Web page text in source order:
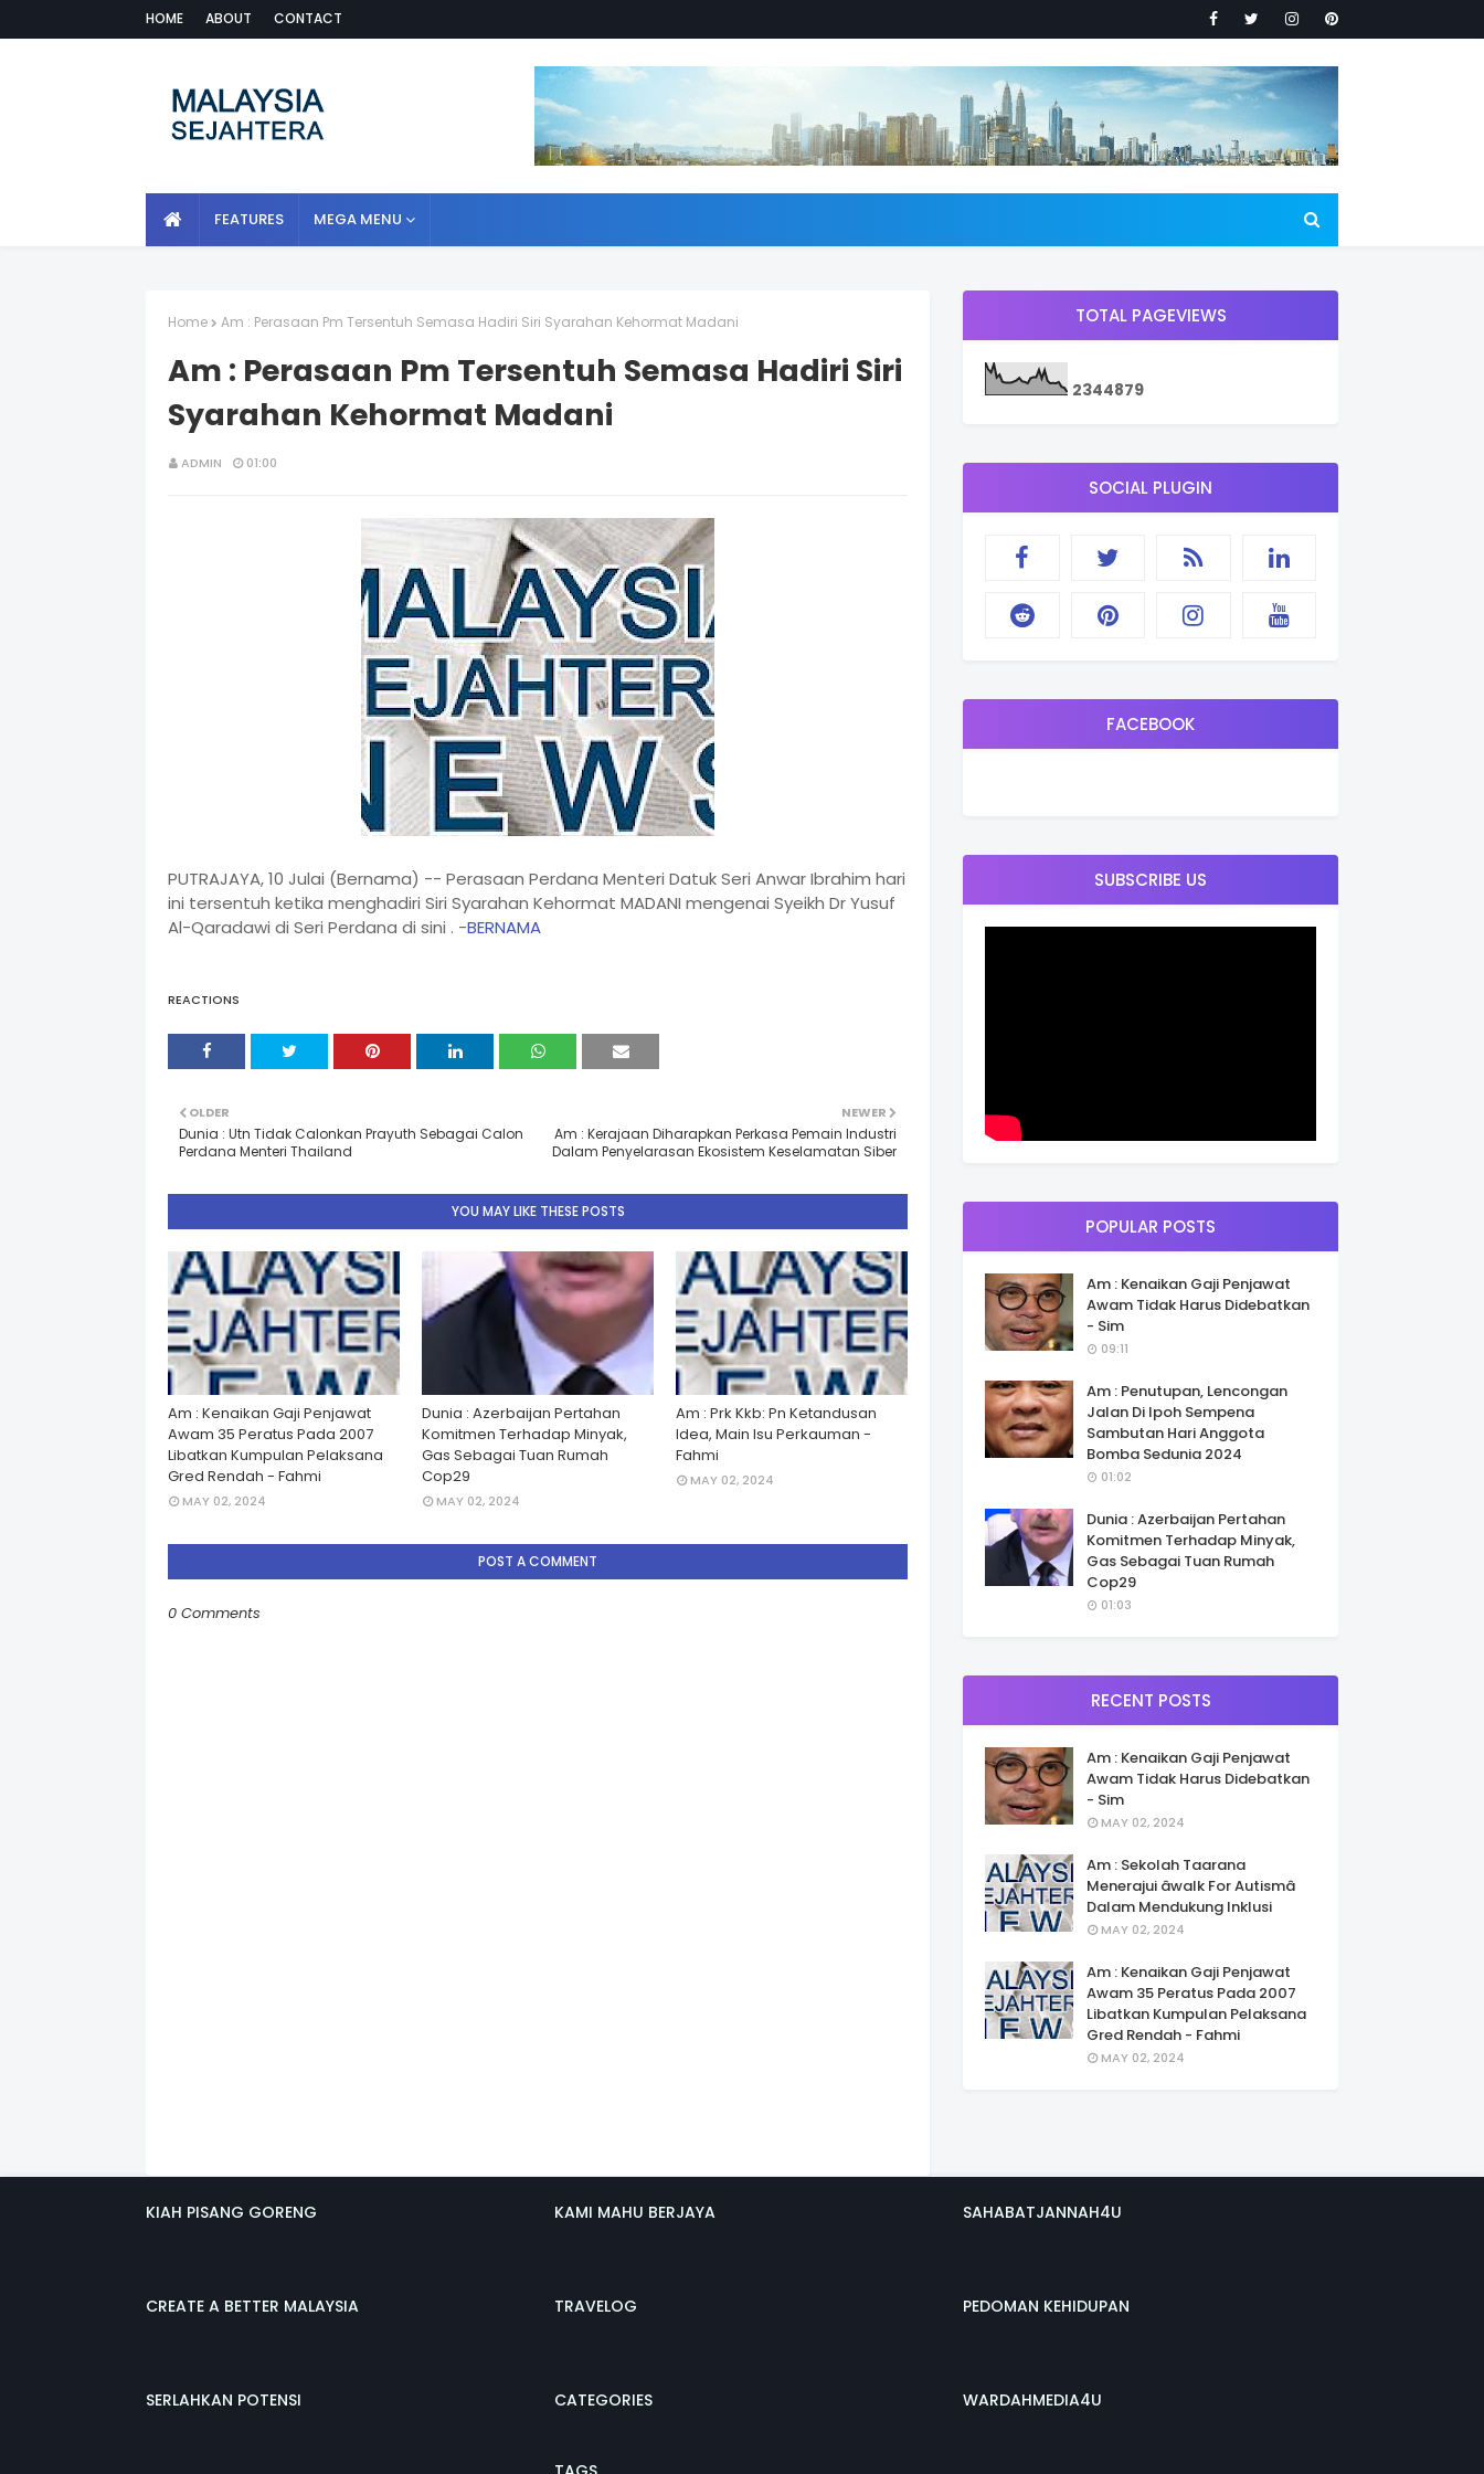
HOME ABOUT CONTACT
FEATURES MEGA MENU
Home Am : Perasaan Pm Tersentuh Semasa Hadiri Siri Syarahan Kehormat Madani
Am : Perasaan Pm Tersentuh Semasa Hadiri Siri
Syarahan Kehormat Madani
ADMIN 01:00
PUTRAJAYA, 10 Julai (Bernama) -- Perasaan Perdana Menteri Datuk Seri Anwar Ibrahim hari
ini tersentuh ketika menghadiri Siri Syarahan Kehormat MADANI mengenai Syeikh Dr Yusuf
Al-Qaradawi di Seri Perdana di sini . -BERNAMA
REACTIONS
NEWER
Am : Kerajaan Diharapkan Perkasa Pemain Industri
Dalam Penyelarasan Ekosistem Keselamatan Siber
OLDER
Dunia : Utn Tidak Calonkan Prayuth Sebagai Calon
Perdana Menteri Thailand
YOU MAY LIKE THESE POSTS
Am : Kenaikan Gaji Penjawat
Awam 35 Peratus Pada 2007
Libatkan Kumpulan Pelaksana
Gred Rendah - Fahmi
MAY 02, 2024
Dunia : Azerbaijan Pertahan
Komitmen Terhadap Minyak,
Gas Sebagai Tuan Rumah
Cop29
MAY 02, 2024
Am : Prk Kkb: Pn Ketandusan
Idea, Main Isu Perkauman -
Fahmi
MAY 02, 2024
POST A COMMENT
0 Comments
TOTAL PAGEVIEWS
2344879
SOCIAL PLUGIN
FACEBOOK
SUBSCRIBE US
POPULAR POSTS
Am : Kenaikan Gaji Penjawat
Awam Tidak Harus Didebatkan
- Sim
09:11
Am : Penutupan, Lencongan
Jalan Di Ipoh Sempena
Sambutan Hari Anggota
Bomba Sedunia 2024
01:02
Dunia : Azerbaijan Pertahan
Komitmen Terhadap Minyak,
Gas Sebagai Tuan Rumah
Cop29
01:03
RECENT POSTS
Am : Kenaikan Gaji Penjawat
Awam Tidak Harus Didebatkan
- Sim
MAY 02, 2024
Am : Sekolah Taarana
Menerajui âwalk For Autismâ
Dalam Mendukung Inklusi
MAY 02, 2024
Am : Kenaikan Gaji Penjawat
Awam 35 Peratus Pada 2007
Libatkan Kumpulan Pelaksana
Gred Rendah - Fahmi
MAY 02, 2024
KIAH PISANG GORENG
CREATE A BETTER MALAYSIA
SERLAHKAN POTENSI
KAMI MAHU BERJAYA
TRAVELOG
CATEGORIES
SAHABATJANNAH4U
PEDOMAN KEHIDUPAN
WARDAHMEDIA4U